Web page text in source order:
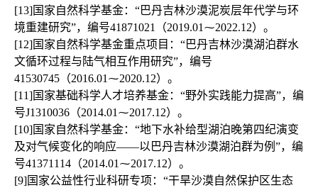
[13]国家自然科学基金：“巴丹吉林沙漠泥炭层年代学与环
境重建研究”，编号41871021（2019.01⁓2022.12）。
[12]国家自然科学基金重点项目：“巴丹吉林沙漠湖泊群水
文循环过程与陆气相互作用研究”，编号
41530745（2016.01⁓2020.12）。
[11]国家基础科学人才培养基金：“野外实践能力提高”，编
号J1310036（2014.01⁓2017.12）。
[10]国家自然科学基金：“地下水补给型湖泊晚第四纪演变
及对气候变化的响应——以巴丹吉林沙漠湖泊群为例”，编
号41371114（2014.01⁓2017.12）。
[9]国家公益性行业科研专项：“干旱沙漠自然保护区生态